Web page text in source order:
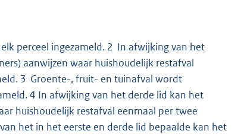
perceel ingezameld. 2 In afwijking van het
aanwijzen waar huishoudelijk restafval
3 Groente-, fruit- en tuinafval wordt
4 In afwijking van het derde lid kan het
huishoudelijk restafval eenmaal per twee
het in het eerste en derde lid bepaalde kan het